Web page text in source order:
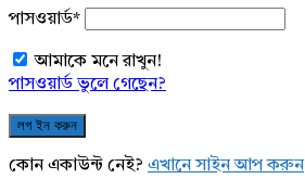
পাসওয়ার্ড*
আমাকে মনে রাখুন!
পাসওয়ার্ড ভুলে গেছেন?
কোন একাউন্ট নেই? এখানে সাইন আপ করুন